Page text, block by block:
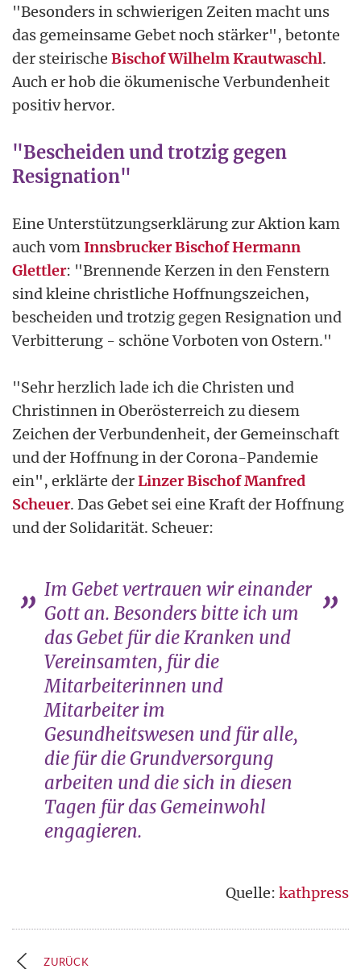
"Besonders in schwierigen Zeiten macht uns
das gemeinsame Gebet noch stärker", betonte
der steirische Bischof Wilhelm Krautwaschl.
Auch er hob die ökumenische Verbundenheit
positiv hervor.
"Bescheiden und trotzig gegen
Resignation"
Eine Unterstützungserklärung zur Aktion kam
auch vomInnsbrucker Bischof Hermann
Glettler: "Brennende Kerzen in den Fenstern
sind kleine christliche Hoffnungszeichen,
bescheiden und trotzig gegen Resignation und
Verbitterung - schöne Vorboten von Ostern."
"Sehr herzlich lade ich die Christen und
Christinnen in Oberösterreich zu diesem
Zeichen der Verbundenheit, der Gemeinschaft
und der Hoffnung in der Corona-Pandemie
ein", erklärte derLinzer Bischof Manfred
Scheuer. Das Gebet sei eine Kraft der Hoffnung
und der Solidarität. Scheuer:
Im Gebet vertrauen wir einander
Gott an. Besonders bitte ich um
das Gebet für die Kranken und
Vereinsamten, für die
Mitarbeiterinnen und
Mitarbeiter im
Gesundheitswesen und für alle,
die für die Grundversorgung
arbeiten und die sich in diesen
Tagen für das Gemeinwohl
engagieren.
Quelle: kathpress
ZURÜCK